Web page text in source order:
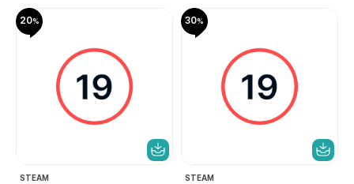
20
STEAM
30
STEAM